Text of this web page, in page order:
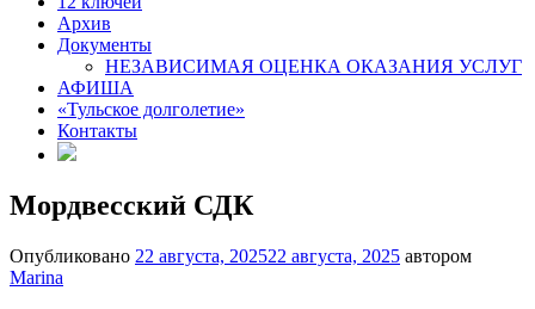
Архив
Документы
НЕЗАВИСИМАЯ ОЦЕНКА ОКАЗАНИЯ УСЛУГ
АФИША
«Тульское долголетие»
Контакты
Мордвесский СДК
Опубликовано 22 августа, 202522 августа, 2025 автором
Marina